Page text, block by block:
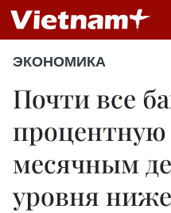
ЭКОНОМИКА
Почти все
процентную
месячным
уровня